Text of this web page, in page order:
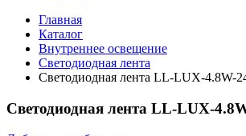
Главная
Каталог
Внутреннее оcвещение
Светодиодная лента
Светодиодная лента LL-LUX-4.8W-
Светодиодная лента LL-LUX-